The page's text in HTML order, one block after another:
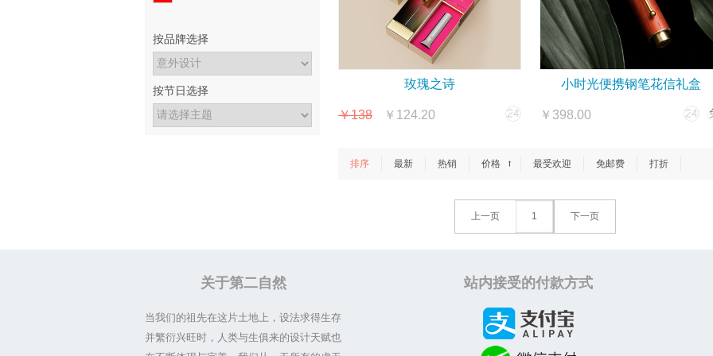
按品牌选择
按节日选择 玫瑰之诗
￥138 ￥124.20
小时光便携钢笔花信礼盒
￥398.00
排序 最新 热销 价格 → 最受欢迎 免邮费 打折
上一页 1 下一页
关于第二自然
当我们的祖先在这片土地上，设法求得生存
并繁衍兴旺时，人类与生俱来的设计天赋也
站内接受的付款方式